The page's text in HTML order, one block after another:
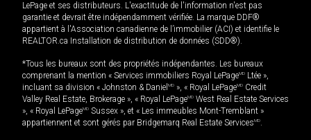
LePage et ses distributeurs. L'exactitude de l'information n'est pas
garantie et devrait être indépendamment vérifiée. La marque DDF®
appartient à l'Association canadienne de l’immobilier (ACI) et identifie le
REALTOR.ca Installation de distribution de données (SDD®).
*Tous les bureaux sont des propriétés indépendantes. Les bureaux
comprenant la mention « Services immobiliers Royal LePageMD Ltée »,
incluant sa division « Johnston & Daniel MD », « Royal LePageMD Credit
Valley Real Estate, Brokerage », « Royal LePageMD West Real Estate Services
», « Royal LePageMD Sussex », et « Les immeubles Mont-Tremblant »
appartiennent et sont gérés par Bridgemarq Real Estate ServicesMD.